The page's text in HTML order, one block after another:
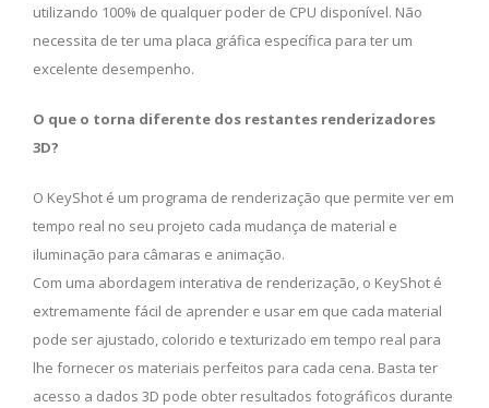
utilizando 100% de qualquer poder de CPU disponível. Não
necessita de ter uma placa gráfica específica para ter um
excelente desempenho.
O que o torna diferente dos restantes renderizadores
3D?
O KeyShot é um programa de renderização que permite ver em
tempo real no seu projeto cada mudança de material e
iluminação para câmaras e animação.
Com uma abordagem interativa de renderização, o KeyShot é
extremamente fácil de aprender e usar em que cada material
pode ser ajustado, colorido e texturizado em tempo real para
lhe fornecer os materiais perfeitos para cada cena. Basta ter
acesso a dados 3D pode obter resultados fotográficos durante